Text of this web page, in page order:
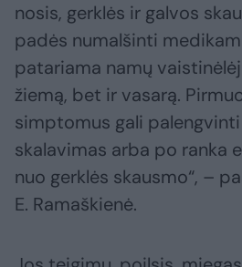
nosis, gerklės ir galvos
padės numalšinti
patariama namų
žiemą, bet ir vasarą.
simptomus gali
skalavimas arba po ranka
nuo gerklės skausmo“, –
E. Ramaškienė.